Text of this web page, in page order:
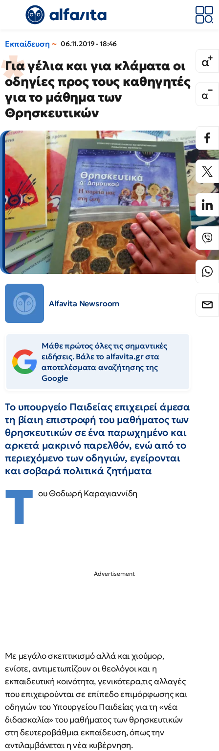
Εκπαίδευση 06.11.2019 - 18:46
Για γέλια και για κλάματα οι
οδηγίες προς τους καθηγητές
για το μάθημα των
Θρησκευτικών
Alfavita Newsroom
Μάθε πρώτος όλες τις σημαντικές
ειδήσεις. Βάλε το alfavita.gr στα
αποτελέσματα αναζήτησης της
Google
Το υπουργείο Παιδείας επιχειρεί άμεσα
τη βίαιη επιστροφή του μαθήματος των
θρησκευτικών σε ένα παρωχημένο και
αρκετά μακρινό παρελθόν, ενώ από το
περιεχόμενο των οδηγιών, εγείρονται
και σοβαρά πολιτικά ζητήματα
Τ ου Θοδωρή Καραγιαννίδη
Με μεγάλο σκεπτικισμό αλλά και χιούμορ,
ενίοτε, αντιμετωπίζουν οι θεολόγοι και η
εκπαιδευτική κοινότητα, γενικότερα,τις αλλαγές
που επιχειρούνται σε επίπεδο επιμόρφωσης και
οδηγιών του Υπουργείου Παιδείας για τη «νέα
διδασκαλία» του μαθήματος των θρησκευτικών
στη δευτεροβάθμια εκπαίδευση, όπως την
αντιλαμβάνεται η νέα κυβέρνηση.